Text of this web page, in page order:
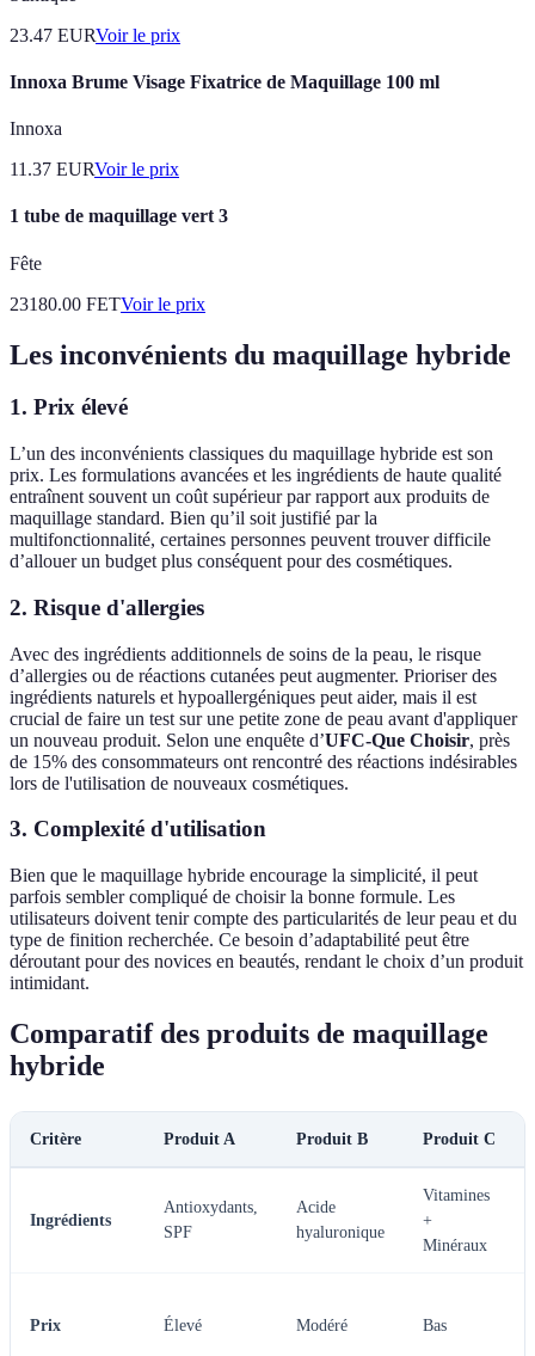
23.47 EURVoir le prix
Innoxa Brume Visage Fixatrice de Maquillage 100 ml
Innoxa
11.37 EURVoir le prix
1 tube de maquillage vert 3
Fête
23180.00 FETVoir le prix
Les inconvénients du maquillage hybride
1. Prix élevé
L’un des inconvénients classiques du maquillage hybride est son
prix. Les formulations avancées et les ingrédients de haute qualité
entraînent souvent un coût supérieur par rapport aux produits de
maquillage standard. Bien qu’il soit justifié par la
multifonctionnalité, certaines personnes peuvent trouver difficile
d’allouer un budget plus conséquent pour des cosmétiques.
2. Risque d'allergies
Avec des ingrédients additionnels de soins de la peau, le risque
d’allergies ou de réactions cutanées peut augmenter. Prioriser des
ingrédients naturels et hypoallergéniques peut aider, mais il est
crucial de faire un test sur une petite zone de peau avant d'appliquer
un nouveau produit. Selon une enquête d’UFC-Que Choisir, près
de 15% des consommateurs ont rencontré des réactions indésirables
lors de l'utilisation de nouveaux cosmétiques.
3. Complexité d'utilisation
Bien que le maquillage hybride encourage la simplicité, il peut
parfois sembler compliqué de choisir la bonne formule. Les
utilisateurs doivent tenir compte des particularités de leur peau et du
type de finition recherchée. Ce besoin d’adaptabilité peut être
déroutant pour des novices en beautés, rendant le choix d’un produit
intimidant.
Comparatif des produits de maquillage
hybride
Critère Produit A Produit B Produit C
Ingrédients
Antioxydants,
SPF
Acide
hyaluronique
Vitamines
+
Minéraux
Prix Élevé Modéré Bas